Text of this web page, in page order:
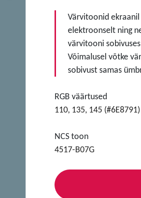
Värvitoonid
elektroonselt ning
värvitooni
Võimalusel võtke
sobivust samas
RGB väärtused
110, 135, 145 (#6E8791)
NCS toon
4517-B07G